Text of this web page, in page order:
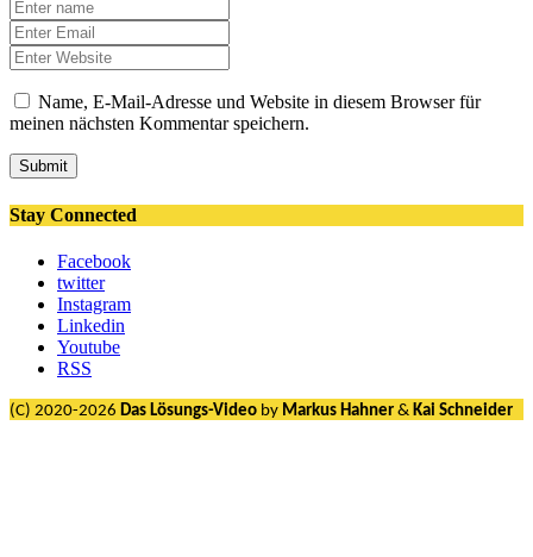
Name, E-Mail-Adresse und Website in diesem Browser für
meinen nächsten Kommentar speichern.
Submit
Stay Connected
Facebook
twitter
Instagram
Linkedin
Youtube
RSS
(C) 2020-2026 Das Lösungs-Video by Markus Hahner & Kai Schneider